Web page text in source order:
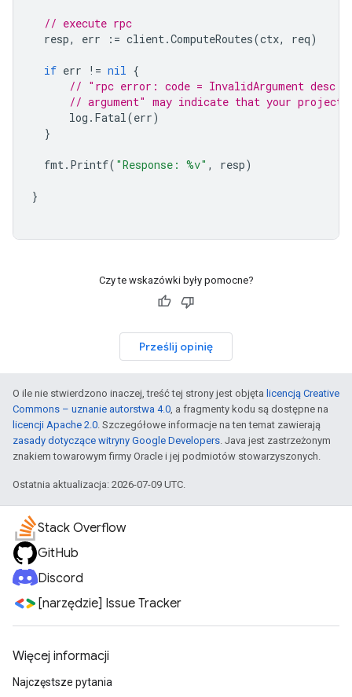
// execute rpc
resp, err := client.ComputeRoutes(ctx, req)
if err != nil {
// "rpc error: code = InvalidArgument desc
// argument" may indicate that your project
log . Fatal(err)
}
fmt. Printf( "Response: %v" , resp)
}
Czy te wskazówki były pomocne?
Prześlij opinię
O ile nie stwierdzono inaczej, treść tej strony jest objęta licencją Creative
Commons – uznanie autorstwa 4.0, a fragmenty kodu są dostępne na
licencji Apache 2.0. Szczegółowe informacje na ten temat zawierają
zasady dotyczące witryny Google Developers. Java jest zastrzeżonym
znakiem towarowym firmy Oracle i jej podmiotów stowarzyszonych.
Ostatnia aktualizacja: 2026-07-09 UTC.
Stack Overflow
GitHub
Discord
[narzędzie] Issue Tracker
Więcej informacji
Najczęstsze pytania